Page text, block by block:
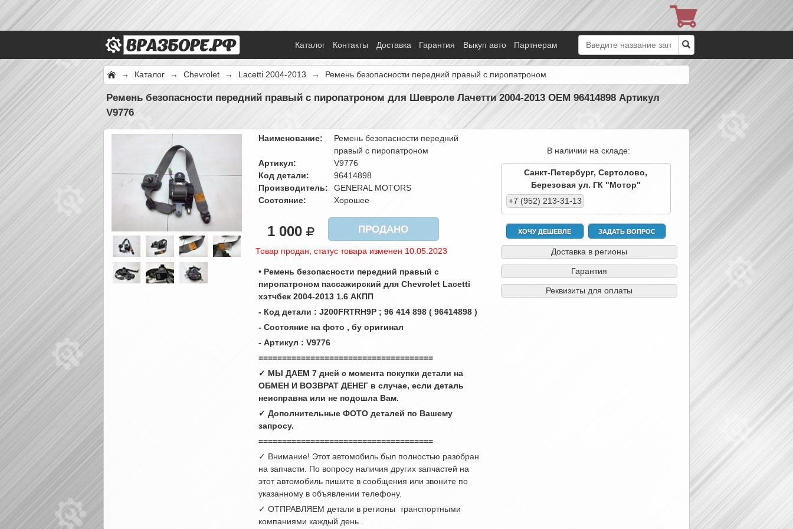
Каталог Контакты Доставка Гарантия Выкуп авто Партнерам
→ Каталог → Chevrolet → Lacetti 2004-2013 → Ремень безопасности передний правый с пиропатроном
Ремень безопасности передний правый с пиропатроном для Шевроле Лачетти 2004-2013 OEM 96414898 Артикул
V9776
Наименование:
Ремень безопасности передний
правый с пиропатроном
Артикул:
V9776
Код детали:
96414898
Производитель:
GENERAL MOTORS
Состояние:
Хорошее
1 000 ПРОДАНО
Товар продан, статус товара изменен 10.05.2023
• Ремень безопасности передний правый с
пиропатроном пассажирский для Chevrolet Lacetti
хэтчбек 2004-2013 1.6 АКПП
- Код детали : J200FRTRH9P ; 96 414 898 ( 96414898 )
- Состояние на фото , бу оригинал
- Артикул : V9776
=====================================
✓ МЫ ДАЕМ 7 дней с момента покупки детали на
ОБМЕН И ВОЗВРАТ ДЕНЕГ в случае, если деталь
неисправна или не подошла Вам.
✓ Дополнительные ФОТО деталей по Вашему
запросу.
=====================================
✓ Внимание! Этот автомобиль был полностью разобран
на запчасти. По вопросу наличия других запчастей на
этот автомобиль пишите в сообщения или звоните по
указанному в объявлении телефону.
✓ ОТПРАВЛЯЕМ детали в регионы транспортными
компаниями каждый день .
В наличии на складе:
Санкт-Петербург, Сертолово,
Березовая ул. ГК "Мотор"
+7 (952) 213-31-13
ХОЧУ ДЕШЕВЛЕ ЗАДАТЬ ВОПРОС
Доставка в регионы
Гарантия
Реквизиты для оплаты